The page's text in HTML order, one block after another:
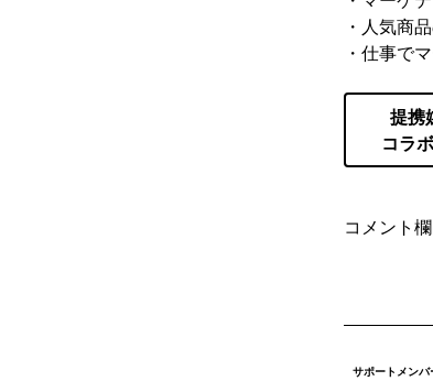
・人気商
・仕事で
提携
コラ
コメント
サポートメンバ